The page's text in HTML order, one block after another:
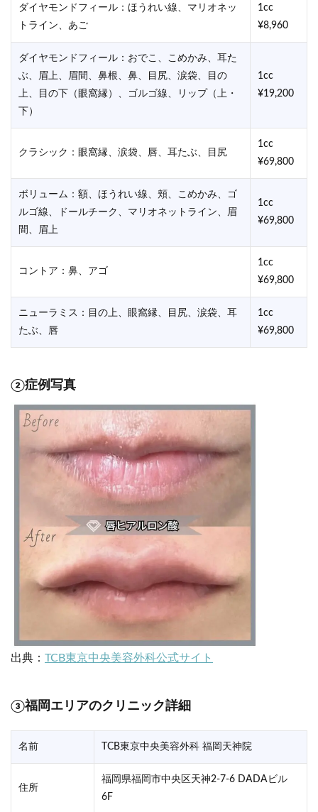
ダイヤモンドフィール：ほうれい線、マリオネッ
トライン、あご
1cc
¥8,960
ダイヤモンドフィール：おでこ、こめかみ、耳た
ぶ、眉上、眉間、鼻根、鼻、目尻、涙袋、目の
上、目の下（眼窩縁）、ゴルゴ線、リップ（上・
下）
1cc
¥19,200
クラシック：眼窩縁、涙袋、唇、耳たぶ、目尻
1cc
¥69,800
ボリューム：額、ほうれい線、頬、こめかみ、ゴ
ルゴ線、ドールチーク、マリオネットライン、眉
間、眉上
1cc
¥69,800
コントア：鼻、アゴ
1cc
¥69,800
ニューラミス：目の上、眼窩縁、目尻、涙袋、耳
たぶ、唇
1cc
¥69,800
②症例写真
出典： TCB東京中央美容外科公式サイト
③福岡エリアのクリニック詳細
名前 TCB東京中央美容外科 福岡天神院
住所
福岡県福岡市中央区天神2-7-6 DADAビル
6F